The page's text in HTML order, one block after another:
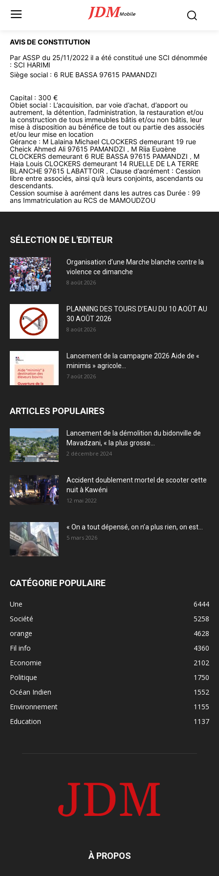
JDMMobile
AVIS DE CONSTITUTION
Par ASSP du 25/11/2022 il a été constitué une SCI dénommée
: SCI HARIMI
Siège social : 6 RUE BASSA 97615 PAMANDZI
Capital : 300 €
Objet social : L’acquisition, par voie d’achat, d’apport ou
autrement, la détention, l’administration, la restauration et/ou
la construction de tous immeubles bâtis et/ou non bâtis, leur
mise à disposition au bénéfice de tout ou partie des associés
et/ou leur mise en location
Gérance : M Lalaina Michael CLOCKERS demeurant 19 rue
Cheick Ahmed Ali 97615 PAMANDZI , M Rija Eugène
CLOCKERS demeurant 6 RUE BASSA 97615 PAMANDZI , M
Haja Louis CLOCKERS demeurant 14 RUELLE DE LA TERRE
BLANCHE 97615 LABATTOIR , Clause d’agrément : Cession
libre entre associés, ainsi qu’à leurs conjoints, ascendants ou
descendants.
Cession soumise à agrément dans les autres cas Durée : 99
ans Immatriculation au RCS de MAMOUDZOU
SÉLECTION DE L'EDITEUR
Organisation d’une Marche blanche contre la
violence ce dimanche
8 août 2026
PLANNING DES TOURS D’EAU DU 10 AOÛT AU
30 AOÛT 2026
8 août 2026
Lancement de la campagne 2026 Aide de «
minimis » agricole...
7 août 2026
ARTICLES POPULAIRES
Lancement de la démolition du bidonville de
Mavadzani, « la plus grosse...
2 décembre 2024
Accident doublement mortel de scooter cette
nuit à Kawéni
12 mai 2022
« On a tout dépensé, on n’a plus rien, on est...
5 mars 2026
CATÉGORIE POPULAIRE
Une
6444
Société
5258
orange
4628
Fil info
4360
Economie
2102
Politique
1750
Océan Indien
1552
Environnement
1155
Education
1137
À PROPOS